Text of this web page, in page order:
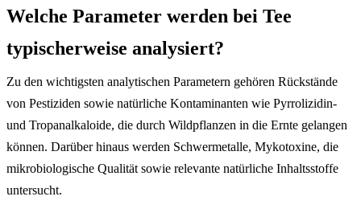
Welche Parameter werden bei Tee
typischerweise analysiert?
Zu den wichtigsten analytischen Parametern gehören Rückstände
von Pestiziden sowie natürliche Kontaminanten wie Pyrrolizidin-
und Tropanalkaloide, die durch Wildpflanzen in die Ernte gelangen
können. Darüber hinaus werden Schwermetalle, Mykotoxine, die
mikrobiologische Qualität sowie relevante natürliche Inhaltsstoffe
untersucht.